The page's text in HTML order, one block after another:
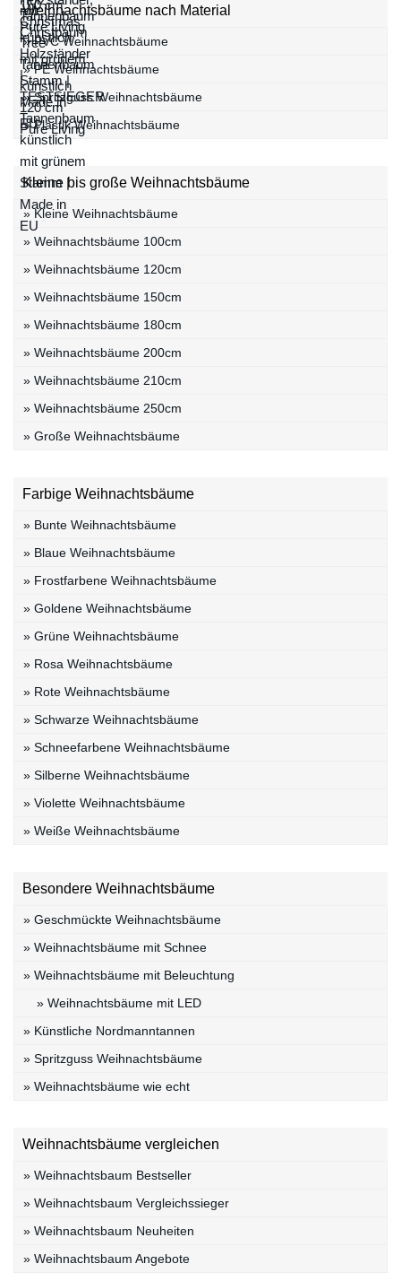
Weihnachtsbäume nach Material
» PVC Weihnachtsbäume
» PE Weihnachtsbäume
» Spritzguss Weihnachtsbäume
» Plastik Weihnachtsbäume
Kleine bis große Weihnachtsbäume
» Kleine Weihnachtsbäume
» Weihnachtsbäume 100cm
» Weihnachtsbäume 120cm
» Weihnachtsbäume 150cm
» Weihnachtsbäume 180cm
» Weihnachtsbäume 200cm
» Weihnachtsbäume 210cm
» Weihnachtsbäume 250cm
» Große Weihnachtsbäume
Farbige Weihnachtsbäume
» Bunte Weihnachtsbäume
» Blaue Weihnachtsbäume
» Frostfarbene Weihnachtsbäume
» Goldene Weihnachtsbäume
» Grüne Weihnachtsbäume
» Rosa Weihnachtsbäume
» Rote Weihnachtsbäume
» Schwarze Weihnachtsbäume
» Schneefarbene Weihnachtsbäume
» Silberne Weihnachtsbäume
» Violette Weihnachtsbäume
» Weiße Weihnachtsbäume
Besondere Weihnachtsbäume
» Geschmückte Weihnachtsbäume
» Weihnachtsbäume mit Schnee
» Weihnachtsbäume mit Beleuchtung
» Weihnachtsbäume mit LED
» Künstliche Nordmanntannen
» Spritzguss Weihnachtsbäume
» Weihnachtsbäume wie echt
Weihnachtsbäume vergleichen
» Weihnachtsbaum Bestseller
» Weihnachtsbaum Vergleichssieger
» Weihnachtsbaum Neuheiten
» Weihnachtsbaum Angebote